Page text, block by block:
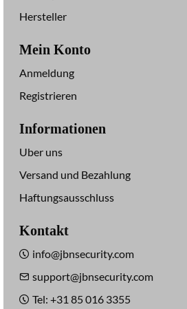
Hersteller
Mein Konto
Anmeldung
Registrieren
Informationen
Uber uns
Versand und Bezahlung
Haftungsausschluss
Kontakt
info@jbnsecurity.com
support@jbnsecurity.com
Tel: +31 85 016 3355